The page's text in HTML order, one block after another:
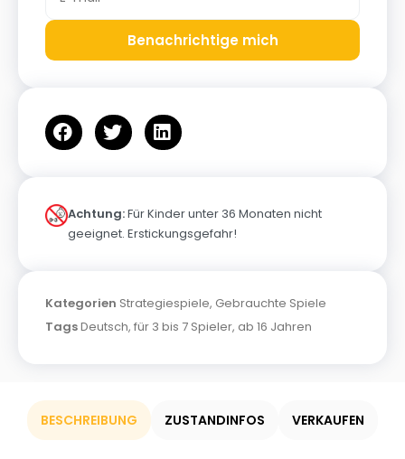
Benachrichtige mich
Achtung:Für Kinder unter 36 Monaten nicht
geeignet. Erstickungsgefahr!
Kategorien Strategiespiele, Gebrauchte Spiele
TagsDeutsch, für 3 bis 7 Spieler, ab 16 Jahren
BESCHREIBUNG ZUSTANDINFOS VERKAUFEN